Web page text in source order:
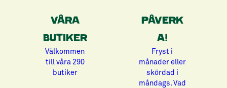
VÅRA
BUTIKER
Välkommen
till våra 290
butiker
PÅVERK
A!
Fryst i
månader eller
skördad i
måndags. Vad